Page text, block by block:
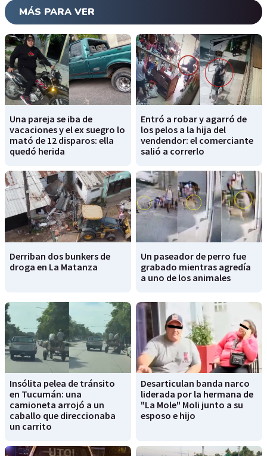
MÁS PARA VER
Una pareja se iba de
vacaciones y el ex suegro lo
mató de 12 disparos: ella
quedó herida
Entró a robar y agarró de
los pelos a la hija del
vendendor: el comerciante
salió a correrlo
Derriban dos bunkers de
droga en La Matanza
Un paseador de perro fue
grabado mientras agredía
a uno de los animales
Insólita pelea de tránsito
en Tucumán: una
camioneta arrojó a un
caballo que direccionaba
un carrito
Desarticulan banda narco
liderada por la hermana de
"La Mole" Moli junto a su
esposo e hijo